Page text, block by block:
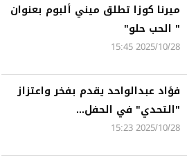
ميرنا كوزا تطلق ميني ألبوم بعنوان
" الحب حلو"
2025/10/28 15:45
فؤاد عبدالواحد يقدم بفخر واعتزاز
"التحدي" في الحفل...
2025/10/28 15:23